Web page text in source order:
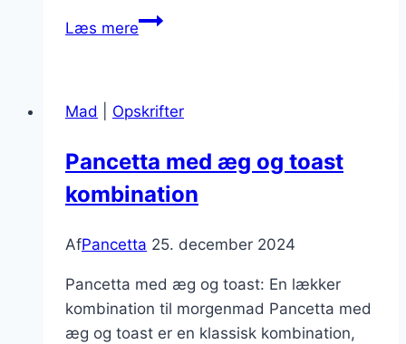
Læs merePancetta
cremet
Mad Opskrifter
Pancetta med æg og toast
kombination
AfPancetta 25. december 2024
Pancetta med æg og toast: En lækker
kombination til morgenmad Pancetta med
æg og toast er en klassisk kombination,